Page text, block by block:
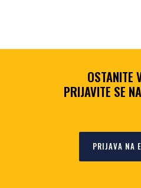
OSTANITE
PRIJAVITE SE
PRIJAVA NA